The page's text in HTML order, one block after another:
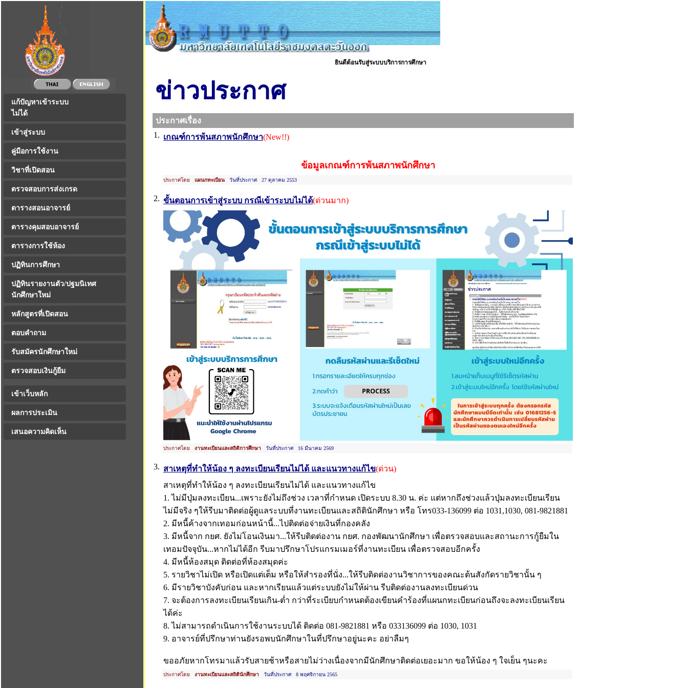
แก้ปัญหาเข้าระบบ
ไม่ได้
เข้าสู่ระบบ
คู่มือการใช้งาน
วิชาที่เปิดสอน
ตรวจสอบการส่งเกรด
ตารางสอนอาจารย์
ตารางคุมสอบอาจารย์
ตารางการใช้ห้อง
ปฏิทินการศึกษา
ปฏิทินรายงานตัว/ปฐมนิเทศ
นักศึกษาใหม่
หลักสูตรที่เปิดสอน
ตอบคำถาม
รับสมัครนักศึกษาใหม่
ตรวจสอบเงินกู้ยืม
เข้าเว็บหลัก
ผลการประเมิน
เสนอความคิดเห็น
ยินดีต้อนรับสู่ระบบบริการการศึกษา
ข่าวประกาศ
ประกาศเรื่อง
1. เกณฑ์การพ้นสภาพนักศึกษา(New!!)
ข้อมูลเกณฑ์การพ้นสภาพนักศึกษา
ประกาศโดย แผนกทะเบียน วันที่ประกาศ 27 ตุลาคม 2553
2. ขั้นตอนการเข้าสู่ระบบ กรณีเข้าระบบไม่ได้(ด่วนมาก)
ประกาศโดย งานทะเบียนและสถิติการศึกษา วันที่ประกาศ 16 มีนาคม 2569
3. สาเหตุที่ทำให้น้อง ๆ ลงทะเบียนเรียนไม่ได้ และแนวทางแก้ไข(ด่วน)
สาเหตุที่ทำให้น้อง ๆ ลงทะเบียนเรียนไม่ได้ และแนวทางแก้ไข
1. ไม่มีปุ่มลงทะเบียน...เพราะยังไม่ถึงช่วง เวลาที่กำหนด เปิดระบบ 8.30 น. ค่ะ แต่หากถึงช่วงแล้วปุ่มลงทะเบียนเรียน
ไม่มีจริง ๆให้รีบมาติดต่อผู้ดูแลระบบที่งานทะเบียนและสถิตินักศึกษา หรือ โทร033-136099 ต่อ 1031,1030, 081-9821881
2. มีหนี้ค้างจากเทอมก่อนหน้านี้...ไปติดต่อจ่ายเงินที่กองคลัง
3. มีหนี้จาก กยศ. ยังไม่โอนเงินมา...ให้รีบติดต่องาน กยศ. กองพัฒนานักศึกษา เพื่อตรวจสอบและสถานะการกู้ยืมใน
เทอมปัจจุบัน...หากไม่ได้อีก รีบมาปรึกษาโปรแกรมเมอร์ที่งานทะเบียน เพื่อตรวจสอบอีกครั้ง
4. มีหนี้ห้องสมุด ติดต่อที่ห้องสมุดค่ะ
5. รายวิชาไม่เปิด หรือเปิดแต่เต็ม หรือให้สำรองที่นั่ง...ให้รีบติดต่องานวิชาการของคณะต้นสังกัดรายวิชานั้น ๆ
6. มีรายวิชาบังคับก่อน และหากเรียนแล้วแต่ระบบยังไม่ให้ผ่าน รีบติดต่องานลงทะเบียนด่วน
7. จะต้องการลงทะเบียนเรียนเกิน-ต่ำ กว่าที่ระเบียบกำหนดต้องเขียนคำร้องที่แผนกทะเบียนก่อนถึงจะลงทะเบียนเรียน
ได้ค่ะ
8. ไม่สามารถดำเนินการใช้งานระบบได้ ติดต่อ 081-9821881 หรือ 033136099 ต่อ 1030, 1031
9. อาจารย์ที่ปรึกษาท่านยังรอพบนักศึกษาในที่ปรึกษาอยู่นะคะ อย่าลืมๆ
ขออภัยหากโทรมาแล้วรับสายช้าหรือสายไม่ว่างเนื่องจากมีนักศึกษาติดต่อเยอะมาก ขอให้น้อง ๆ ใจเย็น ๆนะคะ
ประกาศโดย งานทะเบียนและสถิตินักศึกษา วันที่ประกาศ 8 พฤศจิกายน 2565